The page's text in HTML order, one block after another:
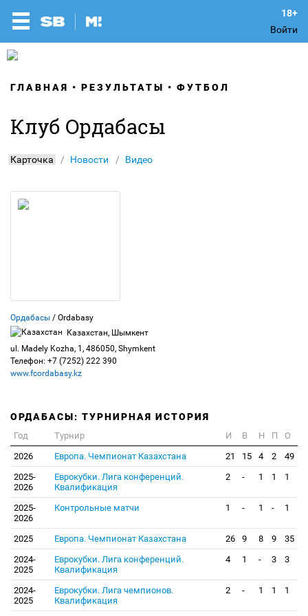
Войти
ГЛАВНАЯ РЕЗУЛЬТАТЫ ФУТБОЛ
Клуб Ордабасы
Карточка Новости Видео
Ордабасы / Ordabasy
Казахстан, Шымкент
ul. Madely Kozha, 1, 486050, Shymkent
Телефон: +7 (7252) 222 390
www.fcordabasy.kz
ОРДАБАСЫ: ТУРНИРНАЯ ИСТОРИЯ
Год Турнир И В Н П
О
2026
Европа. Чемпионат Казахстана 21 15 4 2
49
2025-
2026
Еврокубки. Лига конференций.
Квалификация
2 - 1 1 1
2025-
2026
Контрольные матчи 1 - 1 - 1
2025 Европа. Чемпионат Казахстана 26 9 8 9
35
2024-
2025
Еврокубки. Лига конференций.
Квалификация
4 1 - 3 3
2024-
2025
Еврокубки. Лига чемпионов.
Квалификация
2 - 1 1 1